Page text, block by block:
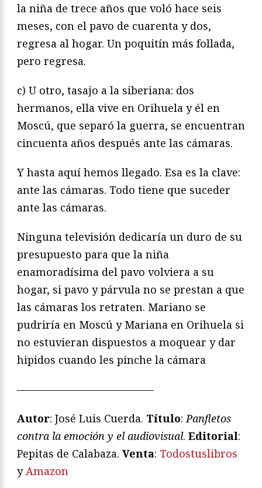
la niña de trece años que voló hace seis
meses, con el pavo de cuarenta y dos,
regresa al hogar. Un poquitín más follada,
pero regresa.
c) U otro, tasajo a la siberiana: dos
hermanos, ella vive en Orihuela y él en
Moscú, que separó la guerra, se encuentran
cincuenta años después ante las cámaras.
Y hasta aquí hemos llegado. Esa es la clave:
ante las cámaras. Todo tiene que suceder
ante las cámaras.
Ninguna televisión dedicaría un duro de su
presupuesto para que la niña
enamoradísima del pavo volviera a su
hogar, si pavo y párvula no se prestan a que
las cámaras los retraten. Mariano se
pudriría en Moscú y Mariana en Orihuela si
no estuvieran dispuestos a moquear y dar
hipidos cuando les pinche la cámara
—————————————
Autor: José Luis Cuerda. Título:Panfletos
contra la emoción y el audiovisual. Editorial:
Pepitas de Calabaza. Venta: Todostuslibros
yAmazon